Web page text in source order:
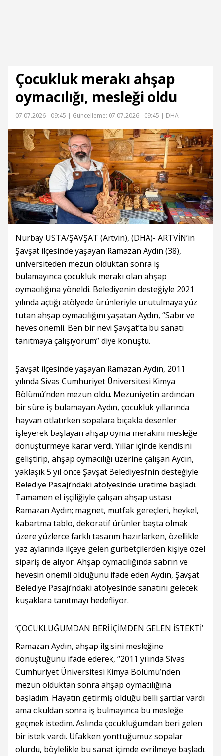
Çocukluk merakı ahşap
oymacılığı, mesleği oldu
07.07.2026 - 09:45 | Güncelleme: 07.07.2026 - 09:45 | DHA
Nurbay USTA/ŞAVŞAT (Artvin), (DHA)- ARTVİN’in
Şavşat ilçesinde yaşayan Ramazan Aydın (38),
üniversiteden mezun olduktan sonra iş
bulamayınca çocukluk merakı olan ahşap
oymacılığına yöneldi. Belediyenin desteğiyle 2021
yılında açtığı atölyede ürünleriyle unutulmaya yüz
tutan ahşap oymacılığını yaşatan Aydın, “Sabır ve
heves önemli. Ben bir nevi Şavşat’ta bu sanatı
tanıtmaya çalışıyorum” diye konuştu.
Şavşat ilçesinde yaşayan Ramazan Aydın, 2011
yılında Sivas Cumhuriyet Üniversitesi Kimya
Bölümü’nden mezun oldu. Mezuniyetin ardından
bir süre iş bulamayan Aydın, çocukluk yıllarında
hayvan otlatırken sopalara bıçakla desenler
işleyerek başlayan ahşap oyma merakını mesleğe
dönüştürmeye karar verdi. Yıllar içinde kendisini
geliştirip, ahşap oymacılığı üzerine çalışan Aydın,
yaklaşık 5 yıl önce Şavşat Belediyesi’nin desteğiyle
Belediye Pasajı’ndaki atölyesinde üretime başladı.
Tamamen el işçiliğiyle çalışan ahşap ustası
Ramazan Aydın; magnet, mutfak gereçleri, heykel,
kabartma tablo, dekoratif ürünler başta olmak
üzere yüzlerce farklı tasarım hazırlarken, özellikle
yaz aylarında ilçeye gelen gurbetçilerden kişiye özel
sipariş de alıyor. Ahşap oymacılığında sabrın ve
hevesin önemli olduğunu ifade eden Aydın, Şavşat
Belediye Pasajı’ndaki atölyesinde sanatını gelecek
kuşaklara tanıtmayı hedefliyor.
‘ÇOCUKLUĞUMDAN BERİ İÇİMDEN GELEN İSTEKTİ’
Ramazan Aydın, ahşap ilgisini mesleğine
dönüştüğünü ifade ederek, “2011 yılında Sivas
Cumhuriyet Üniversitesi Kimya Bölümü’nden
mezun olduktan sonra ahşap oymacılığına
başladım. Hayatın getirmiş olduğu belli şartlar vardı
ama okuldan sonra iş bulmayınca bu mesleğe
geçmek istedim. Aslında çocukluğumdan beri gelen
bir istek vardı. Ufakken yonttuğumuz sopalar
olurdu, böylelikle bu sanat içimde evrilmeye başladı.